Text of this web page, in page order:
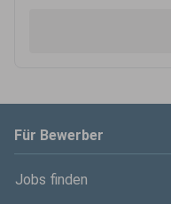
Für Bewerber
Jobs finden